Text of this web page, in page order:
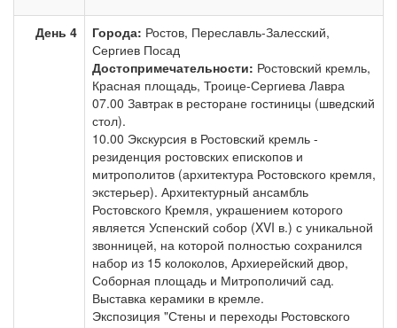
День 4 Города: Ростов, Переславль-Залесский,
Сергиев Посад
Достопримечательности: Ростовский кремль,
Красная площадь, Троице-Сергиева Лавра
07.00 Завтрак в ресторане гостиницы (шведский
стол).
10.00 Экскурсия в Ростовский кремль -
резиденция ростовских епископов и
митрополитов (архитектура Ростовского кремля,
экстерьер). Архитектурный ансамбль
Ростовского Кремля, украшением которого
является Успенский собор (XVI в.) с уникальной
звонницей, на которой полностью сохранился
набор из 15 колоколов, Архиерейский двор,
Соборная площадь и Митрополичий сад.
Выставка керамики в кремле.
Экспозиция "Стены и переходы Ростовского